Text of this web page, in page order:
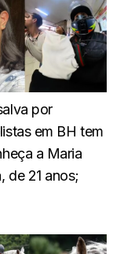
por
em BH tem
a Maria
de 21 anos;